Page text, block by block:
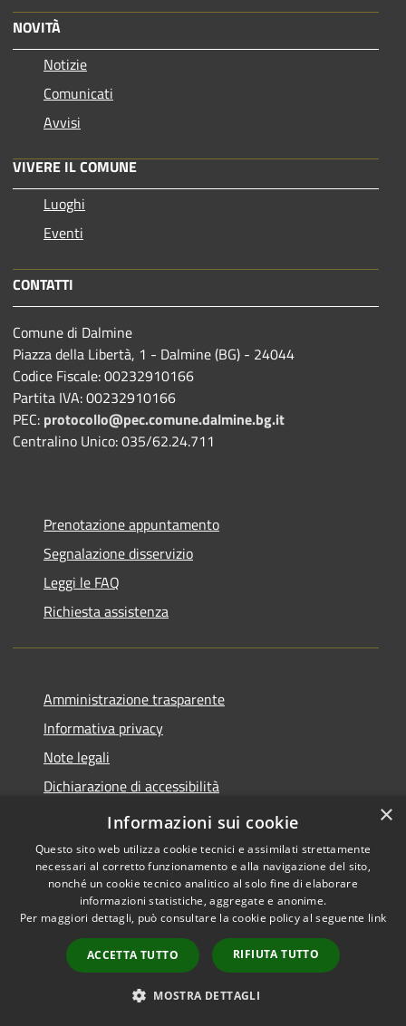
NOVITÀ
Notizie
Comunicati
Avvisi
VIVERE IL COMUNE
Luoghi
Eventi
CONTATTI
Comune di Dalmine
Piazza della Libertà, 1 - Dalmine (BG) - 24044
Codice Fiscale: 00232910166
Partita IVA: 00232910166
PEC: protocollo@pec.comune.dalmine.bg.it
Centralino Unico: 035/62.24.711
Prenotazione appuntamento
Segnalazione disservizio
Leggi le FAQ
Richiesta assistenza
Amministrazione trasparente
Informativa privacy
Note legali
Dichiarazione di accessibilità
Piano di miglioramento del sito
Accessibilità
Copyright © 2026 • Comune di
Dalmine • Powered by
Municipium•
Accesso
redazione
×
Informazioni sui cookie
Questo sito web utilizza cookie tecnici e assimilati strettamente
necessari al corretto funzionamento e alla navigazione del sito,
nonché un cookie tecnico analitico al solo fine di elaborare
informazioni statistiche, aggregate e anonime.
Per maggiori dettagli, può consultare la cookie policy al seguente link
ACCETTA TUTTO RIFIUTA TUTTO
MOSTRA DETTAGLI